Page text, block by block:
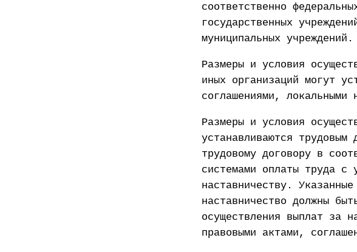
соответственно
государственных
муниципальных учреждений.
Размеры и условия
иных организаций могут
соглашениями, локальными
Размеры и условия
устанавливаются трудовым
трудовому договору в
системами оплаты труда с
наставничеству.
наставничество должны
осуществления выплат за
правовыми актами,